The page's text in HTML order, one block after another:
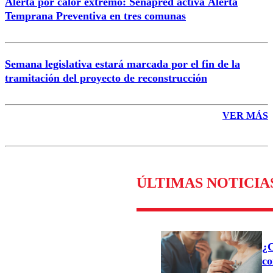
Temprana Preventiva en tres comunas
Semana legislativa estará marcada por el fin de la
tramitación del proyecto de reconstrucción
VER MÁS
ÚLTIMAS